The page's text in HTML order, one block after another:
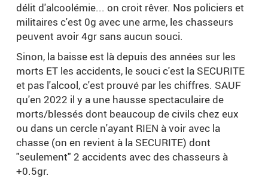
délit d'alcoolémie... on croit rêver. Nos policiers et
militaires c'est 0g avec une arme, les chasseurs
peuvent avoir 4gr sans aucun souci.
Sinon, la baisse est là depuis des années sur les
morts ET les accidents, le souci c'est la SECURITE
et pas l'alcool, c'est prouvé par les chiffres. SAUF
qu'en 2022 il y a une hausse spectaculaire de
morts/blessés dont beaucoup de civils chez eux
ou dans un cercle n'ayant RIEN à voir avec la
chasse (on en revient à la SECURITE) dont
"seulement" 2 accidents avec des chasseurs à
+0.5gr.